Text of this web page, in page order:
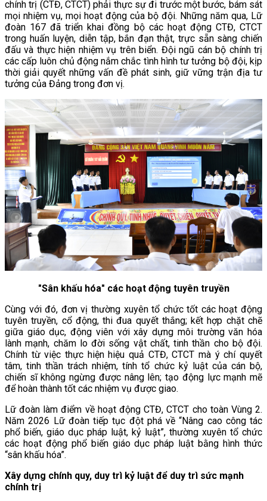
chính trị (CTĐ, CTCT) phải thực sự đi trước một bước, bám sát
mọi nhiệm vụ, mọi hoạt động của bộ đội. Những năm qua, Lữ
đoàn 167 đã triển khai đồng bộ các hoạt động CTĐ, CTCT
trong huấn luyện, diễn tập, bắn đạn thật, trực sẵn sàng chiến
đấu và thực hiện nhiệm vụ trên biển. Đội ngũ cán bộ chính trị
các cấp luôn chủ động nắm chắc tình hình tư tưởng bộ đội, kịp
thời giải quyết những vấn đề phát sinh, giữ vững trận địa tư
tưởng của Đảng trong đơn vị.
"Sân khấu hóa" các hoạt động tuyên truyền
Cùng với đó, đơn vị thường xuyên tổ chức tốt các hoạt động
tuyên truyền, cổ động, thi đua quyết thắng; kết hợp chặt chẽ
giữa giáo dục, động viên với xây dựng môi trường văn hóa
lành mạnh, chăm lo đời sống vật chất, tinh thần cho bộ đội.
Chính từ việc thực hiện hiệu quả CTĐ, CTCT mà ý chí quyết
tâm, tinh thần trách nhiệm, tính tổ chức kỷ luật của cán bộ,
chiến sĩ không ngừng được nâng lên; tạo động lực mạnh mẽ
để hoàn thành tốt các nhiệm vụ được giao.
Lữ đoàn làm điểm về hoạt động CTĐ, CTCT cho toàn Vùng 2.
Năm 2026 Lữ đoàn tiếp tục đột phá về “Nâng cao công tác
phổ biến, giáo dục pháp luật, kỷ luật”, thường xuyên tổ chức
các hoạt động phổ biến giáo dục pháp luật bằng hình thức
“sân khấu hóa”.
Xây dựng chính quy, duy trì kỷ luật để duy trì sức mạnh
chính trị